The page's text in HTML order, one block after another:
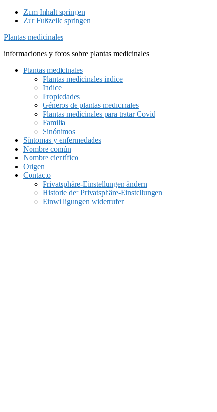
Zum Inhalt springen
Zur Fußzeile springen
Plantas medicinales
informaciones y fotos sobre plantas medicinales
Plantas medicinales
Plantas medicinales indice
Indice
Propiedades
Géneros de plantas medicinales
Plantas medicinales para tratar Covid
Familia
Sinónimos
Síntomas y enfermedades
Nombre común
Nombre científico
Origen
Contacto
Privatsphäre-Einstellungen ändern
Historie der Privatsphäre-Einstellungen
Einwilligungen widerrufen